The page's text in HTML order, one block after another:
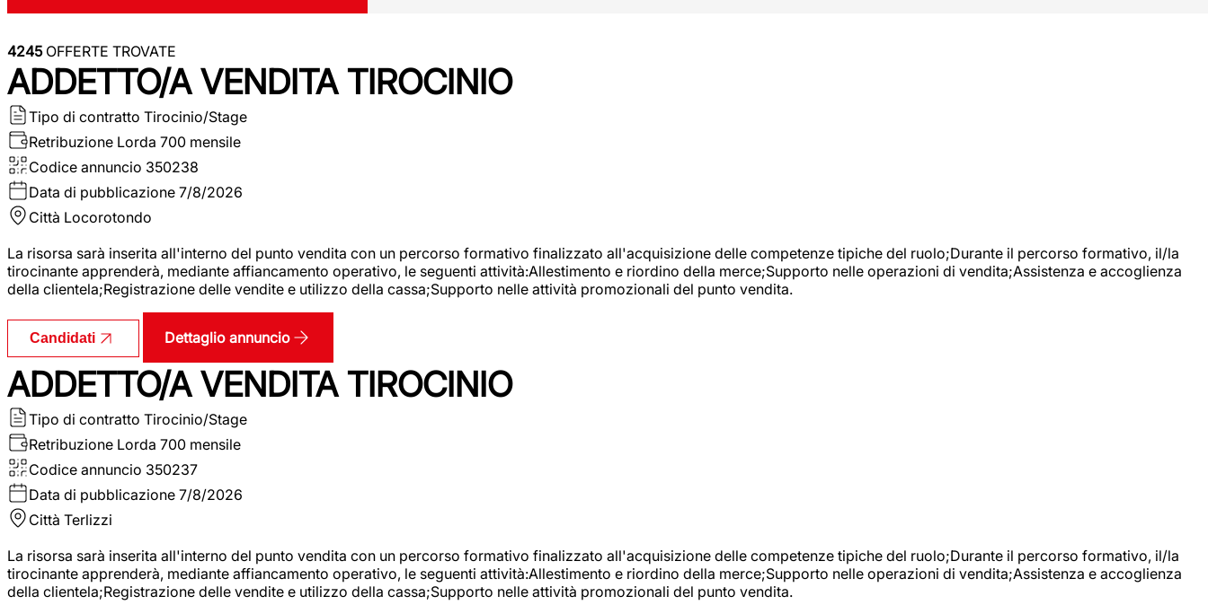
4245OFFERTE TROVATE
ADDETTO/A VENDITA TIROCINIO
Tipo di contratto Tirocinio/Stage
Retribuzione Lorda 700 mensile
Codice annuncio 350238
Data di pubblicazione 7/8/2026
Città Locorotondo
La risorsa sarà inserita all'interno del punto vendita con un percorso formativo finalizzato all'acquisizione delle competenze tipiche del ruolo;Durante il percorso formativo, il/la
tirocinante apprenderà, mediante affiancamento operativo, le seguenti attività:Allestimento e riordino della merce;Supporto nelle operazioni di vendita;Assistenza e accoglienza
della clientela;Registrazione delle vendite e utilizzo della cassa;Supporto nelle attività promozionali del punto vendita.
Candidati Dettaglio annuncio
ADDETTO/A VENDITA TIROCINIO
Tipo di contratto Tirocinio/Stage
Retribuzione Lorda 700 mensile
Codice annuncio 350237
Data di pubblicazione 7/8/2026
Città Terlizzi
La risorsa sarà inserita all'interno del punto vendita con un percorso formativo finalizzato all'acquisizione delle competenze tipiche del ruolo;Durante il percorso formativo, il/la
tirocinante apprenderà, mediante affiancamento operativo, le seguenti attività:Allestimento e riordino della merce;Supporto nelle operazioni di vendita;Assistenza e accoglienza
della clientela;Registrazione delle vendite e utilizzo della cassa;Supporto nelle attività promozionali del punto vendita.